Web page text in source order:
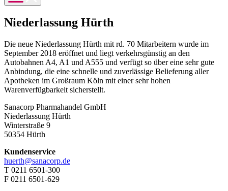
Niederlassung Hürth
Die neue Niederlassung Hürth mit rd. 70 Mitarbeitern wurde im
September 2018 eröffnet und liegt verkehrsgünstig an den
Autobahnen A4, A1 und A555 und verfügt so über eine sehr gute
Anbindung, die eine schnelle und zuverlässige Belieferung aller
Apotheken im Großraum Köln mit einer sehr hohen
Warenverfügbarkeit sicherstellt.
Sanacorp Pharmahandel GmbH
Niederlassung Hürth
Winterstraße 9
50354 Hürth
Kundenservice
huerth@sanacorp.de
T 0211 6501-300
F 0211 6501-629